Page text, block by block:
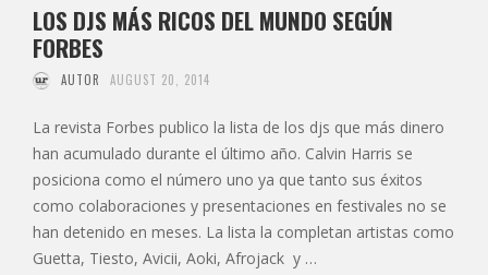
LOS DJS MÁS RICOS DEL MUNDO SEGÚN
FORBES
AUTOR AUGUST 20, 2014
La revista Forbes publico la lista de los djs que más dinero
han acumulado durante el último año. Calvin Harris se
posiciona como el número uno ya que tanto sus éxitos
como colaboraciones y presentaciones en festivales no se
han detenido en meses. La lista la completan artistas como
Guetta, Tiesto, Avicii, Aoki, Afrojack y …